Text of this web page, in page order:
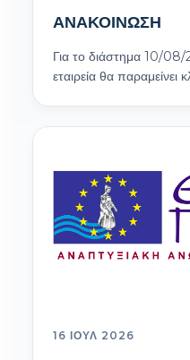
ΑΝΑΚΟΙΝΩΣΗ
Για το διάστημα 10/
εταιρεία θα
16 ΙΟΎΛ 2026